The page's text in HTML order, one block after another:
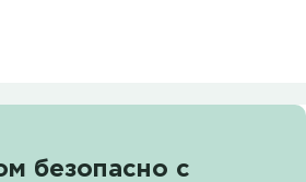
безопасно с